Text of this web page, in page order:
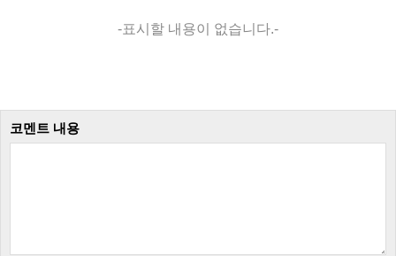
-표시할 내용이 없습니다.-
코멘트 내용